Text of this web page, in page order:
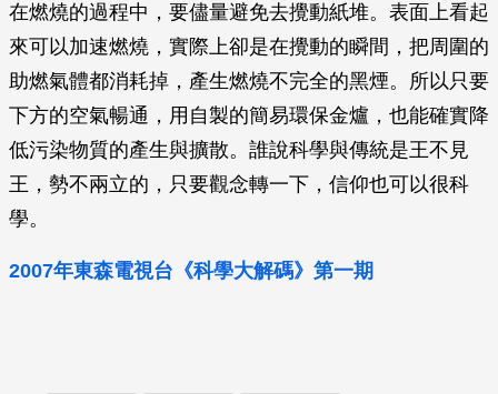
在燃燒的過程中，要儘量避免去攪動紙堆。表面上看起
來可以加速燃燒，實際上卻是在攪動的瞬間，把周圍的
助燃氣體都消耗掉，產生燃燒不完全的黑煙。所以只要
下方的空氣暢通，用自製的簡易環保金爐，也能確實降
低污染物質的產生與擴散。誰說科學與傳統是王不見
王，勢不兩立的，只要觀念轉一下，信仰也可以很科
學。
2007年東森電視台《科學大解碼》第一期